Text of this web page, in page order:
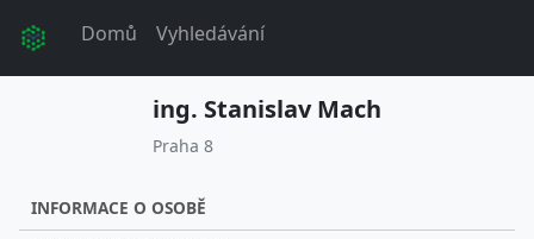
Domů Vyhledávání
ing. Stanislav Mach
Praha 8
INFORMACE O OSOBĚ